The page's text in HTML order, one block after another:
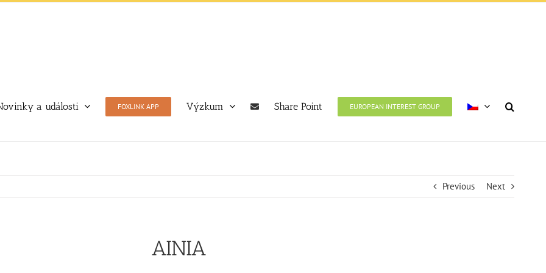
a události FOXLINK APP Výzkum Share Point EUROPEAN INTEREST GROUP
Previous Next
AINIA